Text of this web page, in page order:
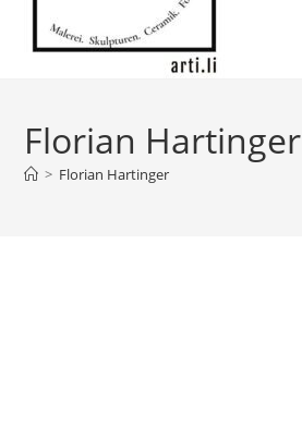
Florian Hartinger
> Florian Hartinger